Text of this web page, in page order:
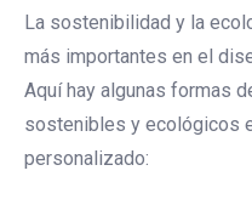
La sostenibilidad y la
más importantes en el
Aquí hay algunas formas
sostenibles y ecológicos
personalizado: